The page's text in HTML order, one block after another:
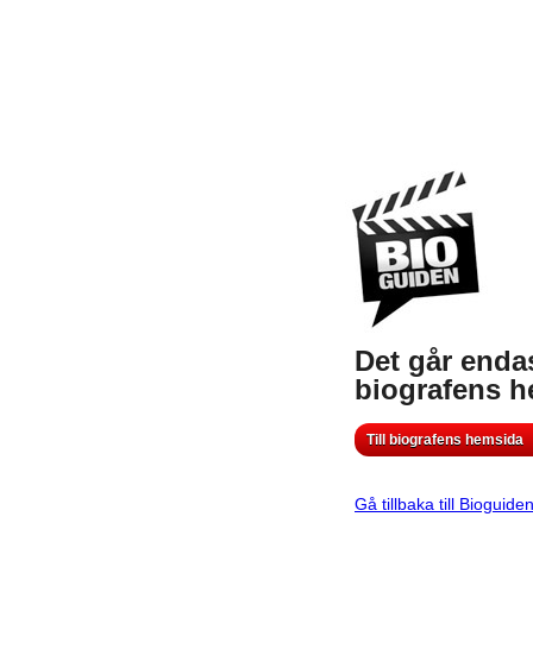
Det går
biografens
Till biografens hemsida
Gå tillbaka till Bioguiden